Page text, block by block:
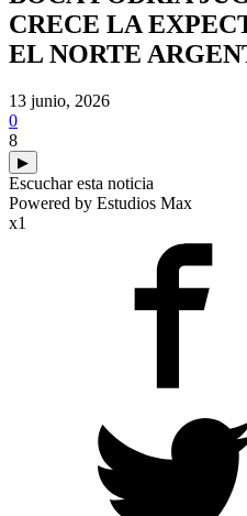
CRECE LA
EL NORTE
13 junio, 2026
0
8
▶
Escuchar esta noticia
Powered by Estudios Max
x1